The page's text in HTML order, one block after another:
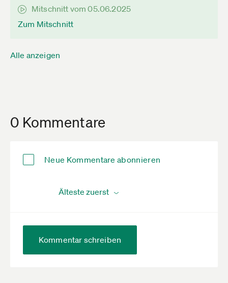
Mitschnitt vom 05.06.2025
Zum Mitschnitt
Alle anzeigen
0 Kommentare
Neue Kommentare abonnieren
Kommentar schreiben